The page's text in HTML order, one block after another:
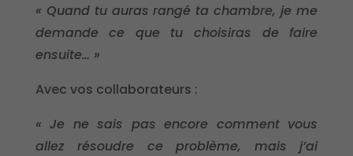
« Quand tu auras rangé ta chambre, je me
demande ce que tu choisiras de faire
ensuite… »
Avec vos collaborateurs :
« Je ne sais pas encore comment vous
allez résoudre ce problème, mais j’ai